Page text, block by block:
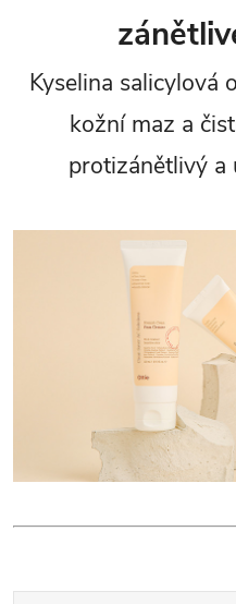
Kyselina salicylová
kožní maz a
protizánětlivý a